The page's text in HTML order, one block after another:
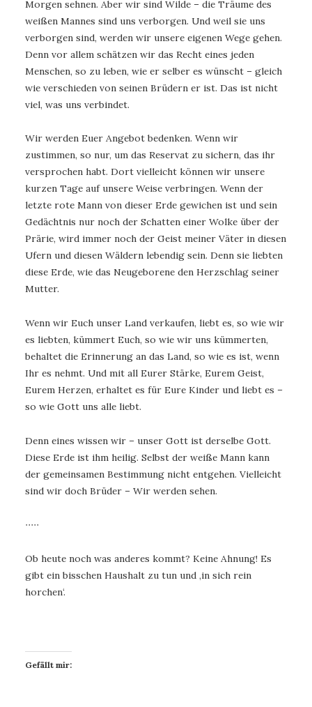
Morgen sehnen. Aber wir sind Wilde – die Träume des
weißen Mannes sind uns verborgen. Und weil sie uns
verborgen sind, werden wir unsere eigenen Wege gehen.
Denn vor allem schätzen wir das Recht eines jeden
Menschen, so zu leben, wie er selber es wünscht – gleich
wie verschieden von seinen Brüdern er ist. Das ist nicht
viel, was uns verbindet.
Wir werden Euer Angebot bedenken. Wenn wir
zustimmen, so nur, um das Reservat zu sichern, das ihr
versprochen habt. Dort vielleicht können wir unsere
kurzen Tage auf unsere Weise verbringen. Wenn der
letzte rote Mann von dieser Erde gewichen ist und sein
Gedächtnis nur noch der Schatten einer Wolke über der
Prärie, wird immer noch der Geist meiner Väter in diesen
Ufern und diesen Wäldern lebendig sein. Denn sie liebten
diese Erde, wie das Neugeborene den Herzschlag seiner
Mutter.
Wenn wir Euch unser Land verkaufen, liebt es, so wie wir
es liebten, kümmert Euch, so wie wir uns kümmerten,
behaltet die Erinnerung an das Land, so wie es ist, wenn
Ihr es nehmt. Und mit all Eurer Stärke, Eurem Geist,
Eurem Herzen, erhaltet es für Eure Kinder und liebt es –
so wie Gott uns alle liebt.
Denn eines wissen wir – unser Gott ist derselbe Gott.
Diese Erde ist ihm heilig. Selbst der weiße Mann kann
der gemeinsamen Bestimmung nicht entgehen. Vielleicht
sind wir doch Brüder – Wir werden sehen.
∙∙∙∙∙
Ob heute noch was anderes kommt? Keine Ahnung! Es
gibt ein bisschen Haushalt zu tun und ‚in sich rein
horchen‘.
Gefällt mir: